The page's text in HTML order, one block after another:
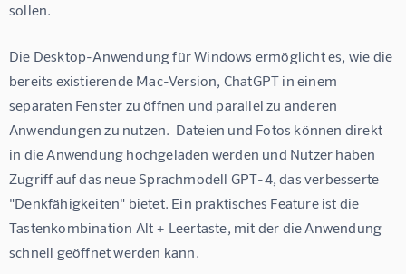
sollen.
Die Desktop-Anwendung für Windows ermöglicht es, wie die
bereits existierende Mac-Version, ChatGPT in einem
separaten Fenster zu öffnen und parallel zu anderen
Anwendungen zu nutzen.  Dateien und Fotos können direkt
in die Anwendung hochgeladen werden und Nutzer haben
Zugriff auf das neue Sprachmodell GPT-4, das verbesserte
"Denkfähigkeiten" bietet. Ein praktisches Feature ist die
Tastenkombination Alt + Leertaste, mit der die Anwendung
schnell geöffnet werden kann.